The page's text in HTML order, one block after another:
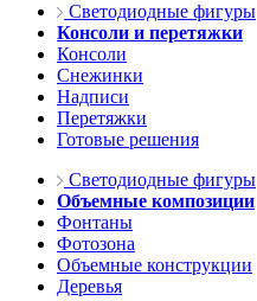
Светодиодные фигуры
Консоли и перетяжки
Консоли
Снежинки
Надписи
Перетяжки
Готовые решения
Светодиодные фигуры
Объемные композиции
Фонтаны
Фотозона
Объемные конструкции
Деревья